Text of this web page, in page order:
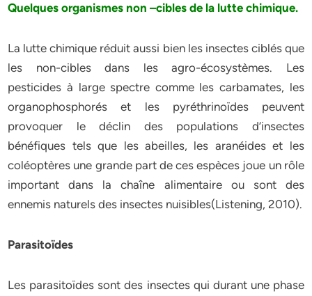
Quelques organismes non –cibles de la lutte chimique.
La lutte chimique réduit aussi bien les insectes ciblés que
les non-cibles dans les agro-écosystèmes. Les
pesticides à large spectre comme les carbamates, les
organophosphorés et les pyréthrinoïdes peuvent
provoquer le déclin des populations d’insectes
bénéfiques tels que les abeilles, les aranéides et les
coléoptères une grande part de ces espèces joue un rôle
important dans la chaîne alimentaire ou sont des
ennemis naturels des insectes nuisibles(Listening, 2010).
Parasitoïdes
Les parasitoïdes sont des insectes qui durant une phase